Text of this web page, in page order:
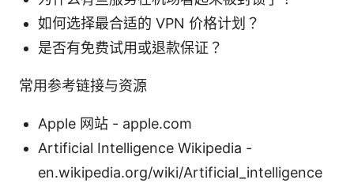
如何选择最合适的 VPN 价格计划？
是否有免费试用或退款保证？
常用参考链接与资源
Apple 网站 - apple.com
Artificial Intelligence Wikipedia -
en.wikipedia.org/wiki/Artificial_intelligence